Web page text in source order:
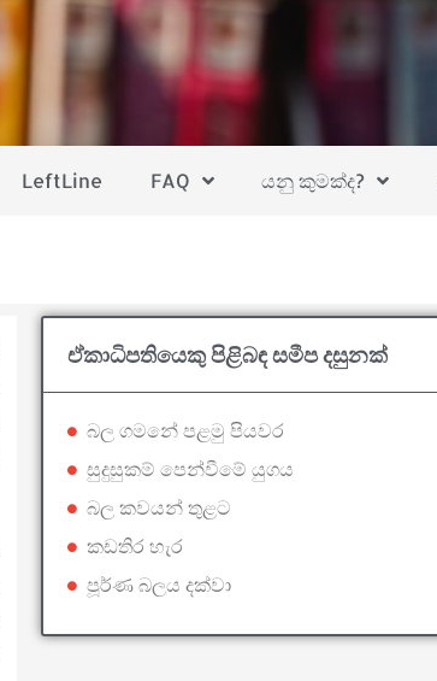
LeftLine FAQ යනු කුමක්ද?
ඒකාධිපතියෙකු පිළිබඳ සමීප දසුනක්
බල ගමනේ පළමු පියවර
සුදුසුකම් පෙන්වීමේ යුගය
බල කවයන් තුළට
කඩතිර හැර
පූර්ණ බලය දක්වා